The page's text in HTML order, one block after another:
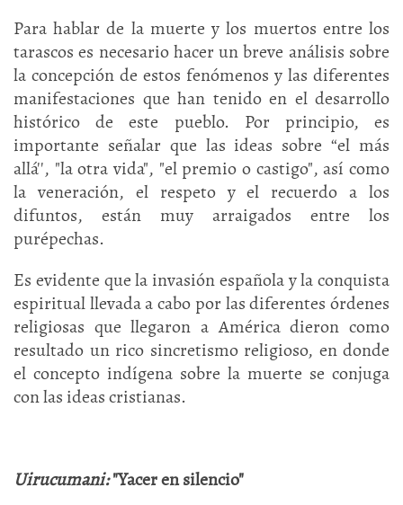
Para hablar de la muerte y los muertos entre los
tarascos es necesario hacer un breve análisis sobre
la concepción de estos fenómenos y las diferentes
manifestaciones que han tenido en el desarrollo
histórico de este pueblo. Por principio, es
importante señalar que las ideas sobre “el más
allá'', "la otra vida", "el premio o castigo", así como
la veneración, el respeto y el recuerdo a los
difuntos, están muy arraigados entre los
purépechas.
Es evidente que la invasión española y la conquista
espiritual llevada a cabo por las diferentes órdenes
religiosas que llegaron a América dieron como
resultado un rico sincretismo religioso, en donde
el concepto indígena sobre la muerte se conjuga
con las ideas cristianas.
Uirucumani:"Yacer en silencio"